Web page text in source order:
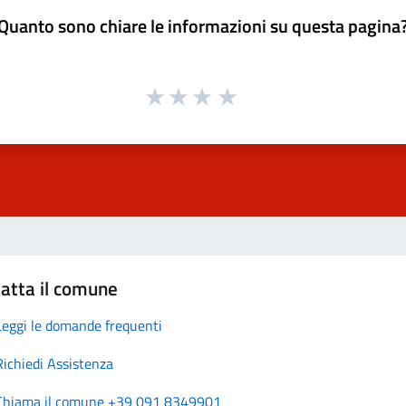
sono chiare le informazioni su questa
il comune
le domande frequenti
Assistenza
il comune +39 091 8349901